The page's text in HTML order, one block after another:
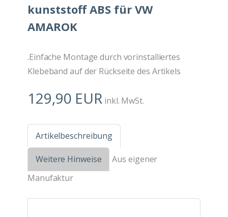
kunststoff ABS für VW
AMAROK
.Einfache Montage durch vorinstalliertes
Klebeband auf der Rückseite des Artikels
129,90 EUR inkl. MwSt.
Artikelbeschreibung
Weitere Hinweise
Aus eigener
Manufaktur